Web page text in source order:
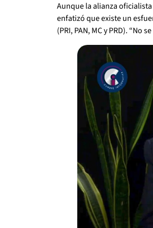
Aunque la alianza
enfatizó que existe un
(PRI, PAN, MC y PRD). “No